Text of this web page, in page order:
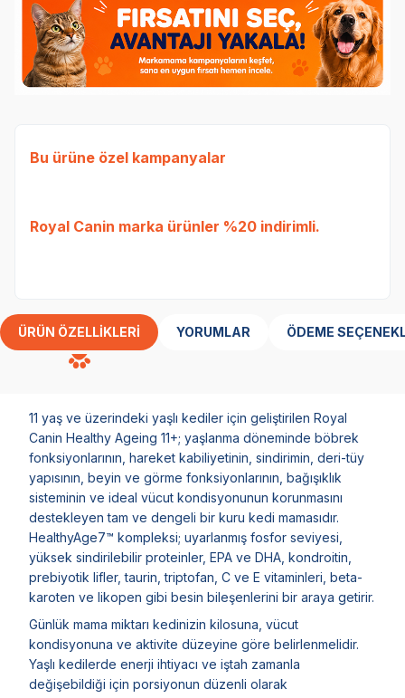
Bu ürüne özel kampanyalar
Royal Canin marka ürünler %20 indirimli.
ÜRÜN ÖZELLIKLERI YORUMLAR ÖDEME
11 yaş ve üzerindeki yaşlı kediler için geliştirilen Royal
Canin Healthy Ageing 11+; yaşlanma döneminde böbrek
fonksiyonlarının, hareket kabiliyetinin, sindirimin, deri-tüy
yapısının, beyin ve görme fonksiyonlarının, bağışıklık
sisteminin ve ideal vücut kondisyonunun korunmasını
destekleyen tam ve dengeli bir kuru kedi mamasıdır.
HealthyAge7™ kompleksi; uyarlanmış fosfor seviyesi,
yüksek sindirilebilir proteinler, EPA ve DHA, kondroitin,
prebiyotik lifler, taurin, triptofan, C ve E vitaminleri, beta-
karoten ve likopen gibi besin bileşenlerini bir araya getirir.
Günlük mama miktarı kedinizin kilosuna, vücut
kondisyonuna ve aktivite düzeyine göre belirlenmelidir.
Yaşlı kedilerde enerji ihtiyacı ve iştah zamanla
değişebildiği için porsiyonun düzenli olarak